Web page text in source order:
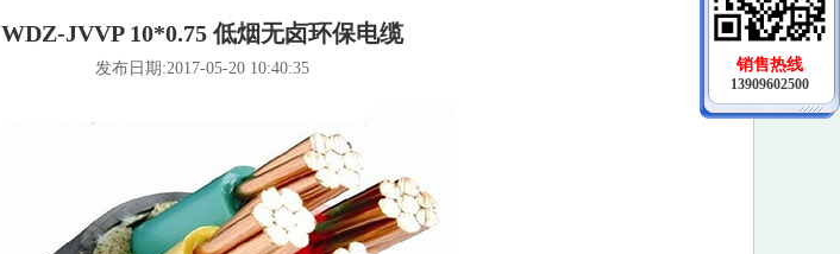
WDZ-JVVP 10*0.75 低烟无卤环保电缆
发布日期:2017-05-20 10:40:35
销售热线
13909602500